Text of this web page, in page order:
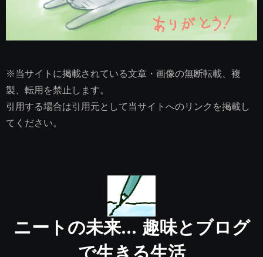
※当サイトに掲載されている文章・画像の無断転載、複
製、転用を禁止します。
引用する場合は引用元として当サイトへのリンクを掲載し
てください。
ニートの未来… 趣味とブログ